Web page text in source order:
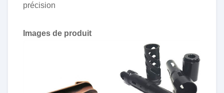
précision
Images de produit